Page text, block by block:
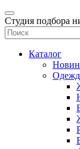
Студия подбора
Каталог